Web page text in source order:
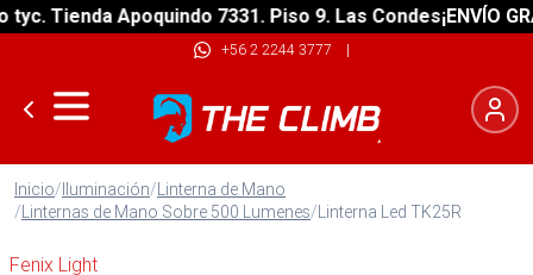
Tienda Apoquindo 7331. Piso 9. Las Condes¡ENVÍO
+56 2 2244 3777 |
Inicio/Iluminación/Linterna de Mano
/Linternas de Mano Sobre 500 Lumenes/Linterna Led TK25R
Fenix Light